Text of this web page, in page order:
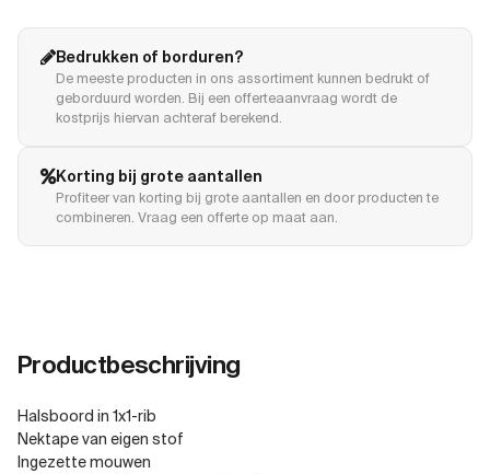
Bedrukken of borduren?
De meeste producten in ons assortiment kunnen bedrukt of
geborduurd worden. Bij een offerteaanvraag wordt de
kostprijs hiervan achteraf berekend.
Korting bij grote aantallen
Profiteer van korting bij grote aantallen en door producten te
combineren. Vraag een offerte op maat aan.
Productbeschrijving
Halsboord in 1x1-rib
Nektape van eigen stof
Ingezette mouwen